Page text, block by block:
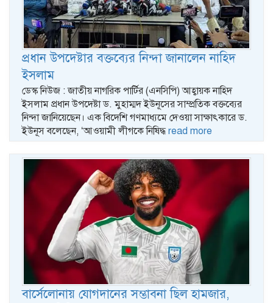
প্রধান উপদেষ্টার বক্তব্যের নিন্দা জানালেন নাহিদ
ইসলাম
ডেস্ক নিউজ : জাতীয় নাগরিক পার্টির (এনসিপি) আহ্বায়ক নাহিদ
ইসলাম প্রধান উপদেষ্টা ড. মুহাম্মদ ইউনূসের সাম্প্রতিক বক্তব্যের
নিন্দা জানিয়েছেন। এক বিদেশি গণমাধ্যমে দেওয়া সাক্ষাৎকারে ড.
ইউনূস বলেছেন, ‌‘আওয়ামী লীগকে নিষিদ্ধ read more
বার্সেলোনায় যোগদানের সম্ভাবনা ছিল হামজার,